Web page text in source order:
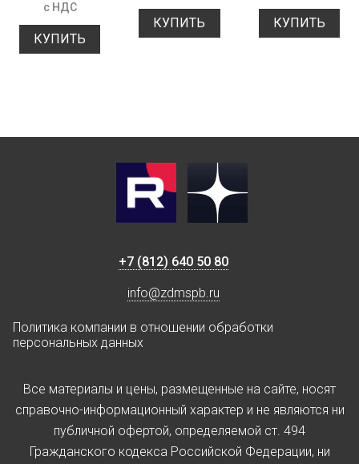
с НДС
КУПИТЬ
КУПИТЬ КУПИТЬ
+7 (812) 640 50 80
info@zdmspb.ru
Политика компании в отношении обработки
персональных данных
Все материалы и цены, размещенные на сайте, носят
справочно-информационный характер и не являются ни
публичной офертой, определяемой ст. 494
Гражданского кодекса Российской Федерации, ни